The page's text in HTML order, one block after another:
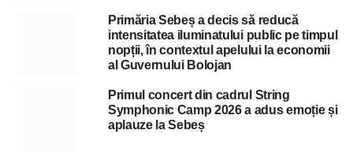
Primăria Sebeș a decis să reducă
intensitatea iluminatului public pe timpul
nopții, în contextul apelului la economii
al Guvernului Bolojan
Primul concert din cadrul String
Symphonic Camp 2026 a adus emoție și
aplauze la Sebeș